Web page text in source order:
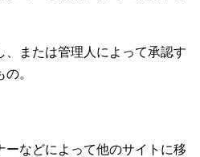
、または管理人によって承認す
。
ーなどによって他のサイトに移